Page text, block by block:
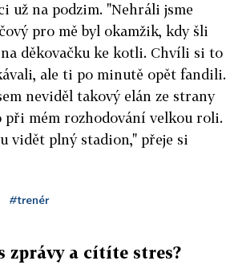
už na podzim. "Nehráli jsme
pro mě byl okamžik, kdy šli
děkovačku ke kotli. Chvíli si to
ale ti po minutě opět fandili.
neviděl takový elán ze strany
při mém rozhodování velkou roli.
vidět plný stadion," přeje si
#trenér
zprávy a cítíte stres?